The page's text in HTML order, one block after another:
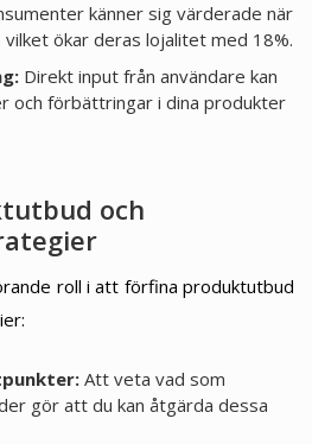
känner sig värderade när
ökar deras lojalitet med 18%.
Direkt input från användare kan
och förbättringar i dina produkter
och
roll i att förfina produktutbud
Att veta vad som
gör att du kan åtgärda dessa